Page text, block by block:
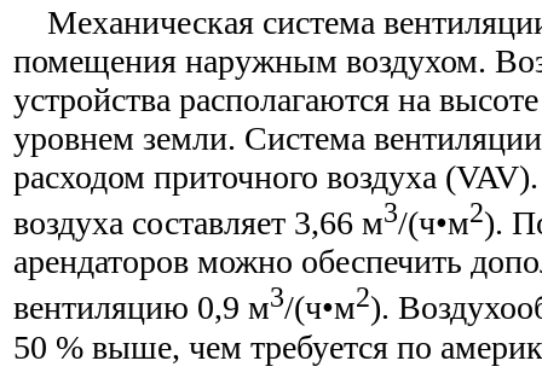
Механическая система
помещения наружным воздухом.
устройства располагаются на
уровнем земли. Система
расходом приточного воздуха
воздуха составляет 3,66 м3/(ч•м2).
арендаторов можно обеспечить
вентиляцию 0,9 м3/(ч•м2).
50 % выше, чем требуется по